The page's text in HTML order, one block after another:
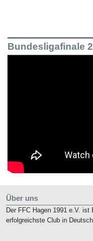
Bundesligafinale
Über uns
Der FFC Hagen 1991 e.V.
erfolgreichste Club in